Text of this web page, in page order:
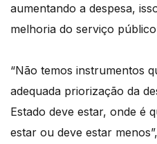
aumentando a despesa,
melhoria do serviço
“Não temos instrumentos
adequada priorização da
Estado deve estar, onde é
estar ou deve estar